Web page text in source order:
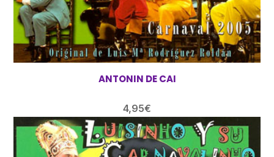
ANTONIN DE CAI
4,95€